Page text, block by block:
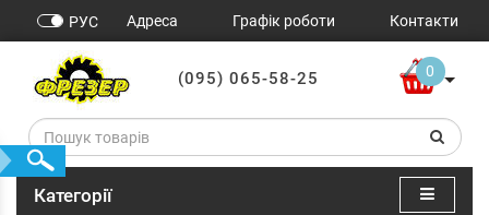
РУС Адреса Графік роботи Контакти
Категорії
(095) 065-58-25 0